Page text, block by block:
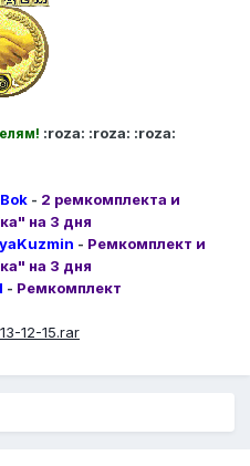
:roza: :roza: :roza:
- 2 ремкомплекта и
на 3 дня
- Ремкомплект и
на 3 дня
- Ремкомплект
12-15.rar